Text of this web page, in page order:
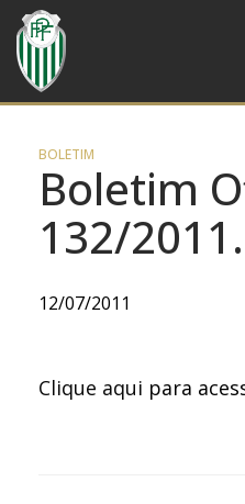
BOLETIM
Boletim
132/
12/07/2011
Clique aqui para